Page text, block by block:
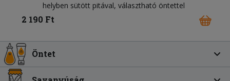
helyben sütött pitával, választható öntettel
2 190 Ft
Öntet